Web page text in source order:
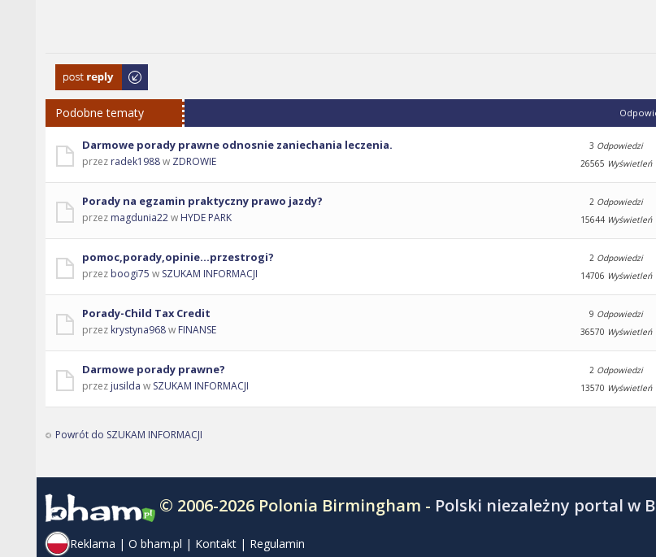
Odpowiedz
Podobne tematy
Darmowe porady prawne odnosnie zaniechania leczenia.
przez radek1988w ZDROWIE
3 Odpowiedzi
26565 Wyświetleń
Porady na egzamin praktyczny prawo jazdy?
przez magdunia22w HYDE PARK
2 Odpowiedzi
15644 Wyświetleń
pomoc,porady,opinie...przestrogi?
przez boogi75 w SZUKAM INFORMACJI
2 Odpowiedzi
14706 Wyświetleń
Porady-Child Tax Credit
przez krystyna968w FINANSE
9 Odpowiedzi
36570 Wyświetleń
Darmowe porady prawne?
przez jusilda w SZUKAM INFORMACJI
2 Odpowiedzi
13570 Wyświetleń
Powrót do SZUKAM INFORMACJI
© 2006-2026 Polonia Birmingham - Polski niezależny portal w
Reklama | O bham.pl | Kontakt | Regulamin